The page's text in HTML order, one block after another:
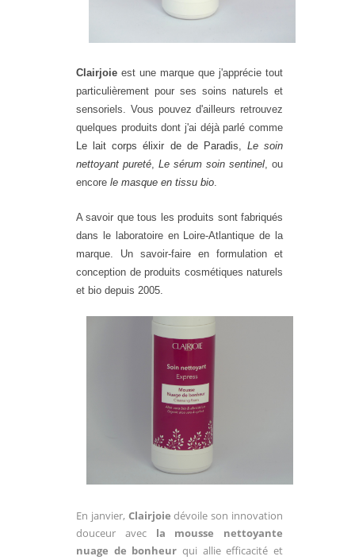
Clairjoie est une marque que j'apprécie tout
particulièrement pour ses soins naturels et
sensoriels. Vous pouvez d'ailleurs retrouvez
quelques produits dont j'ai déjà parlé comme
Le lait corps élixir de de Paradis
Le soin
nettoyant pureté Le sérum soin sentinel , ou
encore le masque en tissu bio
A savoir quetous les produits sont fabriqués
dans le laboratoire en Loire-Atlantique de la
marque. Un savoir-faire en formulation et
conception de produits cosmétiques naturels
et bio depuis 2005.
En janvier, Clairjoie dévoile son innovation
douceur avec la mousse nettoyante
nuage de bonheur qui allie efficacité et